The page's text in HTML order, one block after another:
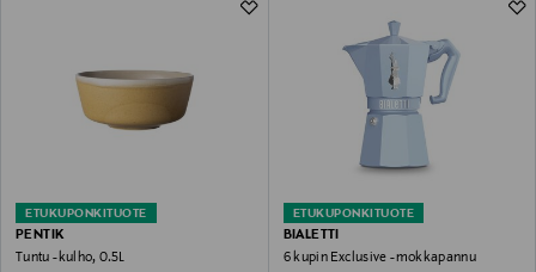
ETUKUPONKITUOTE
PENTIK
Tuntu -kulho, 0.5L
ETUKUPONKITUOTE
BIALETTI
6 kupin Exclusive -mokkapannu